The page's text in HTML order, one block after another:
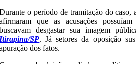
Durante o período de tramitação do caso,
afirmaram que as acusações
buscavam desgastar sua imagem
Itirapina/SP. Já setores da oposição
apuração dos fatos.